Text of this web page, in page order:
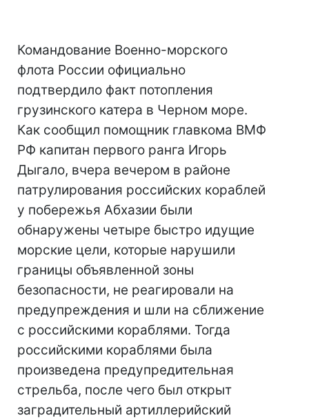
Командование Военно-морского
флота России официально
подтвердило факт потопления
грузинского катера в Черном море.
Как сообщил помощник главкома ВМФ
РФ капитан первого ранга Игорь
Дыгало, вчера вечером в районе
патрулирования российских кораблей
у побережья Абхазии были
обнаружены четыре быстро идущие
морские цели, которые нарушили
границы объявленной зоны
безопасности, не реагировали на
предупреждения и шли на сближение
с российскими кораблями. Тогда
российскими кораблями была
произведена предупредительная
стрельба, после чего был открыт
заградительный артиллерийский